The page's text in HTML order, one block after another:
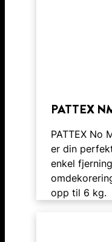
PATTEX
PATTEX No
er din
enkel
opp til 6 kg.